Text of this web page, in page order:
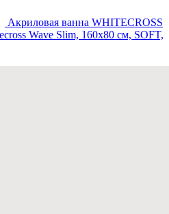
Акриловая ванна WHITECROSS
Wave Slim, 160x80 см, SOFT,